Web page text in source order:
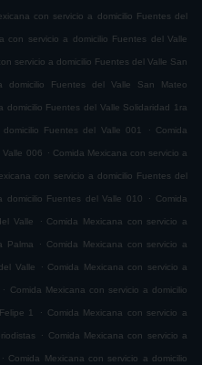
con servicio a domicilio Fuentes del
con servicio a domicilio Fuentes del Valle
servicio a domicilio Fuentes del Valle San
domicilio Fuentes del Valle San Mateo
domicilio Fuentes del Valle Solidaridad 1ra
Fuentes del Valle 001 . Comida
Valle 006 . Comida Mexicana con servicio a
con servicio a domicilio Fuentes del
domicilio Fuentes del Valle 010 . Comida
Valle . Comida Mexicana con servicio a
Palma . Comida Mexicana con servicio a
Valle . Comida Mexicana con servicio a
. Comida Mexicana con servicio a domicilio
1 . Comida Mexicana con servicio a
. Comida Mexicana con servicio a
. Comida Mexicana con servicio a domicilio